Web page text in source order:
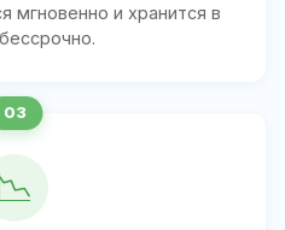
мгновенно и хранится в
📉